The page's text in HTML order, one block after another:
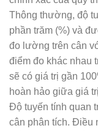
Thông thường, độ
phần trăm (%) và
đo lường trên cân
điểm đo khác nhau
sẽ có giá trị gần
hoàn hảo giữa giá
Độ tuyến tính quan
cân phân tích. Điều